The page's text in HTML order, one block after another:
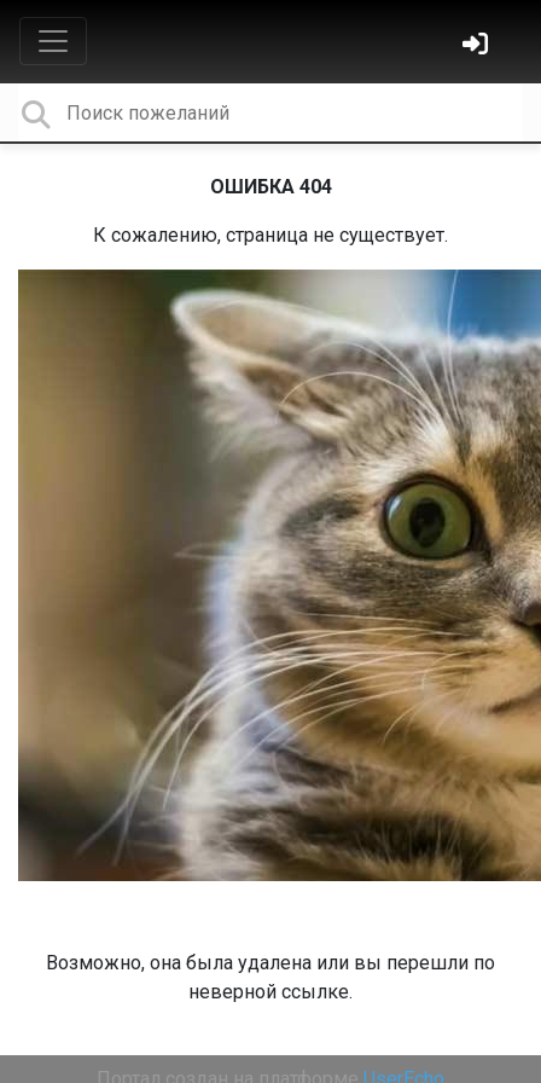
ОШИБКА 404
К сожалению, страница не существует.
Возможно, она была удалена или вы перешли по
неверной ссылке.